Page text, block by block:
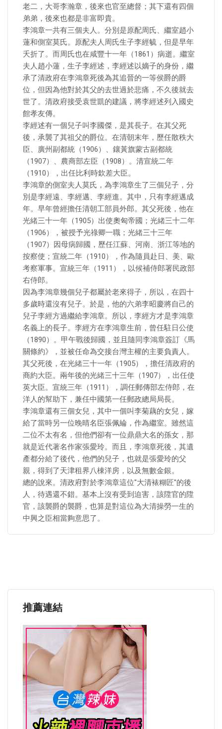
老二，大哥李瀚章，後來也官至總督；其下還有四個
弟弟，後來也都是非富即貴。
李鴻章一共有三個夫人。分別是原配周氏、繼室趙小
蓮和側室莫氏。原配夫人周氏生子李經毓，但是早年
夭折了。而周氏也在咸豐十一年（1861）病逝。繼室
夫人趙小蓮，生子李經述，李經述以嫡子的身份，繼
承了清政府在李鴻章死後為其追晉的一等侯爵的爵
位，但因為他對於其父的去世過於悲痛，不久後就去
世了。清政府接受袁世凱的建議，將李經述列入國史
館孝友傳。
李經述有一個兒子叫李國傑，是其長子。在其父死
後，承襲了其祖父的爵位。在清朝末年，歷任散秩大
臣、廣州副都統（1906）、鑲黃旗蒙古副都統
（1907）、農商部左臣（1908）。清宣統二年
（1910），出任比利時欽差大臣。
李鴻章的側室夫人莫氏，為李鴻章生了三個兒子，分
別是李經遠、李經邁、李經進。其中，只有李經邁成
年。早年曾經擔任清朝工部員外郎。其父死後，他在
光緒三十一年（1905）出使奧匈帝國；光緒三十二年
（1906），被授予光祿卿一職；光緒三十三年
（1907）因母病歸國，歷任江蘇、河南、浙江等地的
按察使；宣統二年（1910），作為隨員赴日、美、歐
考察軍事。宣統三年（1911），以候補侍郎署民政部
右侍郎。
因為李鴻章幾個兒子都屬於老來得子，所以，在四十
多歲時還沒有兒子。於是，他的六弟李昭慶將自己的
兒子李經方過繼給李鴻章。所以，李經方才是李鴻章
名義上的長子。李經方在李鴻章生前，曾任駐日公使
（1890）。甲午戰後歸國，並且隨同李鴻章簽訂《馬
關條約》，並被任命為交接台灣主權的主要負責人。
其父死後，在光緒三十一年（1905），擔任清政府的
商約大臣。兩年後的光緒三十三年（1907），出任使
英大臣。宣統三年（1911），調任郵傳部左侍郎，在
洋人的幫助下，兼任中國第一任郵政總局局長。
李鴻章還有三個女兒，其中一個叫李菊藕的女兒，嫁
給了當時另一位晚晴名臣張佩綸，作為繼室。雖然這
二位不太有名，但他們卻有一位鼎鼎大名的孫女，那
就是近代著名作家張愛玲。而且，李鴻章死後，其遺
產都分給了後代，他們的兒子，也就是張愛玲的父
親，得到了天津租界八棟洋房，以及無數金銀。
總的說來。清政府對於李鴻章這位"大清裱糊匠"的後
人，待遇還不錯。基本上沒有受到迫害，該陞官的陞
官，該襲爵的襲爵，也算是對這位為大清操勞一生的
中興之臣相當夠意思了。
推薦連結